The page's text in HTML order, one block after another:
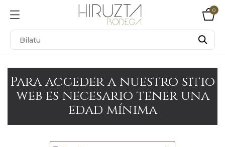
0
Para acceder a nuestro sitio
web es necesario tener una
edad mínima